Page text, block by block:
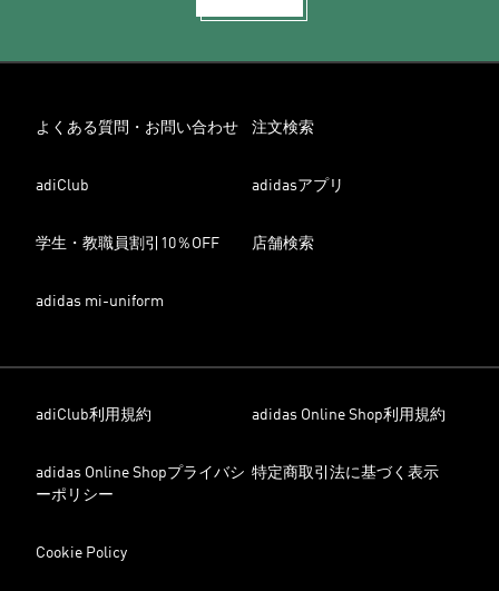
よくある質問・お問い合わせ 注文検索
adiClub adidasアプリ
学生・教職員割引10％OFF 店舗検索
adidas mi-uniform
adiClub利用規約 adidas Online Shop利用規約
adidas Online Shopプライバシ
ーポリシー
特定商取引法に基づく表示
Cookie Policy